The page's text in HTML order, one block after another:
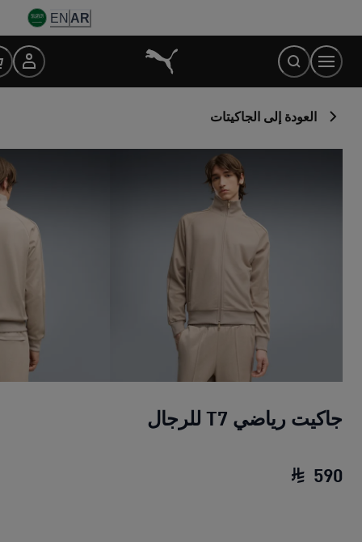
Content
AR
EN
العودة إلى الجاكيتات
جاكيت رياضي T7 للرجال
590